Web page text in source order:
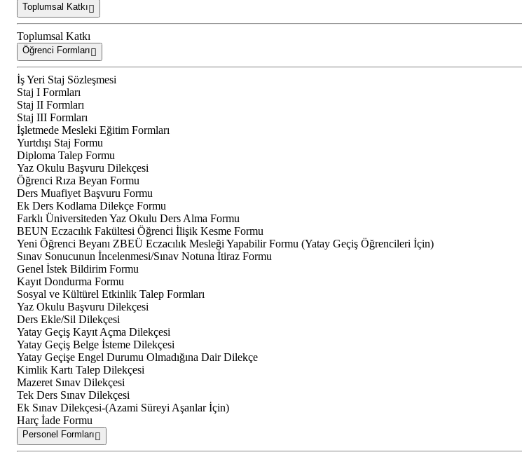
Toplumsal Katkı
Toplumsal Katkı
Öğrenci Formları
İş Yeri Staj Sözleşmesi
Staj I Formları
Staj II Formları
Staj III Formları
İşletmede Mesleki Eğitim Formları
Yurtdışı Staj Formu
Diploma Talep Formu
Yaz Okulu Başvuru Dilekçesi
Öğrenci Rıza Beyan Formu
Ders Muafiyet Başvuru Formu
Ek Ders Kodlama Dilekçe Formu
Farklı Üniversiteden Yaz Okulu Ders Alma Formu
BEUN Eczacılık Fakültesi Öğrenci İlişik Kesme Formu
Yeni Öğrenci Beyanı ZBEÜ Eczacılık Mesleği Yapabilir Formu (Yatay Geçiş Öğrencileri İçin)
Sınav Sonucunun İncelenmesi/Sınav Notuna İtiraz Formu
Genel İstek Bildirim Formu
Kayıt Dondurma Formu
Sosyal ve Kültürel Etkinlik Talep Formları
Yaz Okulu Başvuru Dilekçesi
Ders Ekle/Sil Dilekçesi
Yatay Geçiş Kayıt Açma Dilekçesi
Yatay Geçiş Belge İsteme Dilekçesi
Yatay Geçişe Engel Durumu Olmadığına Dair Dilekçe
Kimlik Kartı Talep Dilekçesi
Mazeret Sınav Dilekçesi
Tek Ders Sınav Dilekçesi
Ek Sınav Dilekçesi-(Azami Süreyi Aşanlar İçin)
Harç İade Formu
Personel Formları